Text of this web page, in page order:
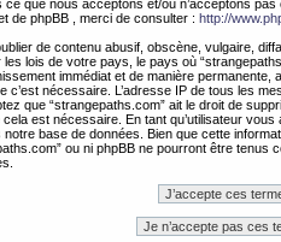
que nous acceptons et/ou n’acceptons
de phpBB , merci de consulter : http://
de contenu abusif, obscène, vulgaire,
lois de votre pays, le pays où
immédiat et de manière permanente,
c’est nécessaire. L’adresse IP de tous les
que “strangepaths.com” ait le droit de
est nécessaire. En tant qu’utilisateur
base de données. Bien que cette
ou ni phpBB ne pourront être